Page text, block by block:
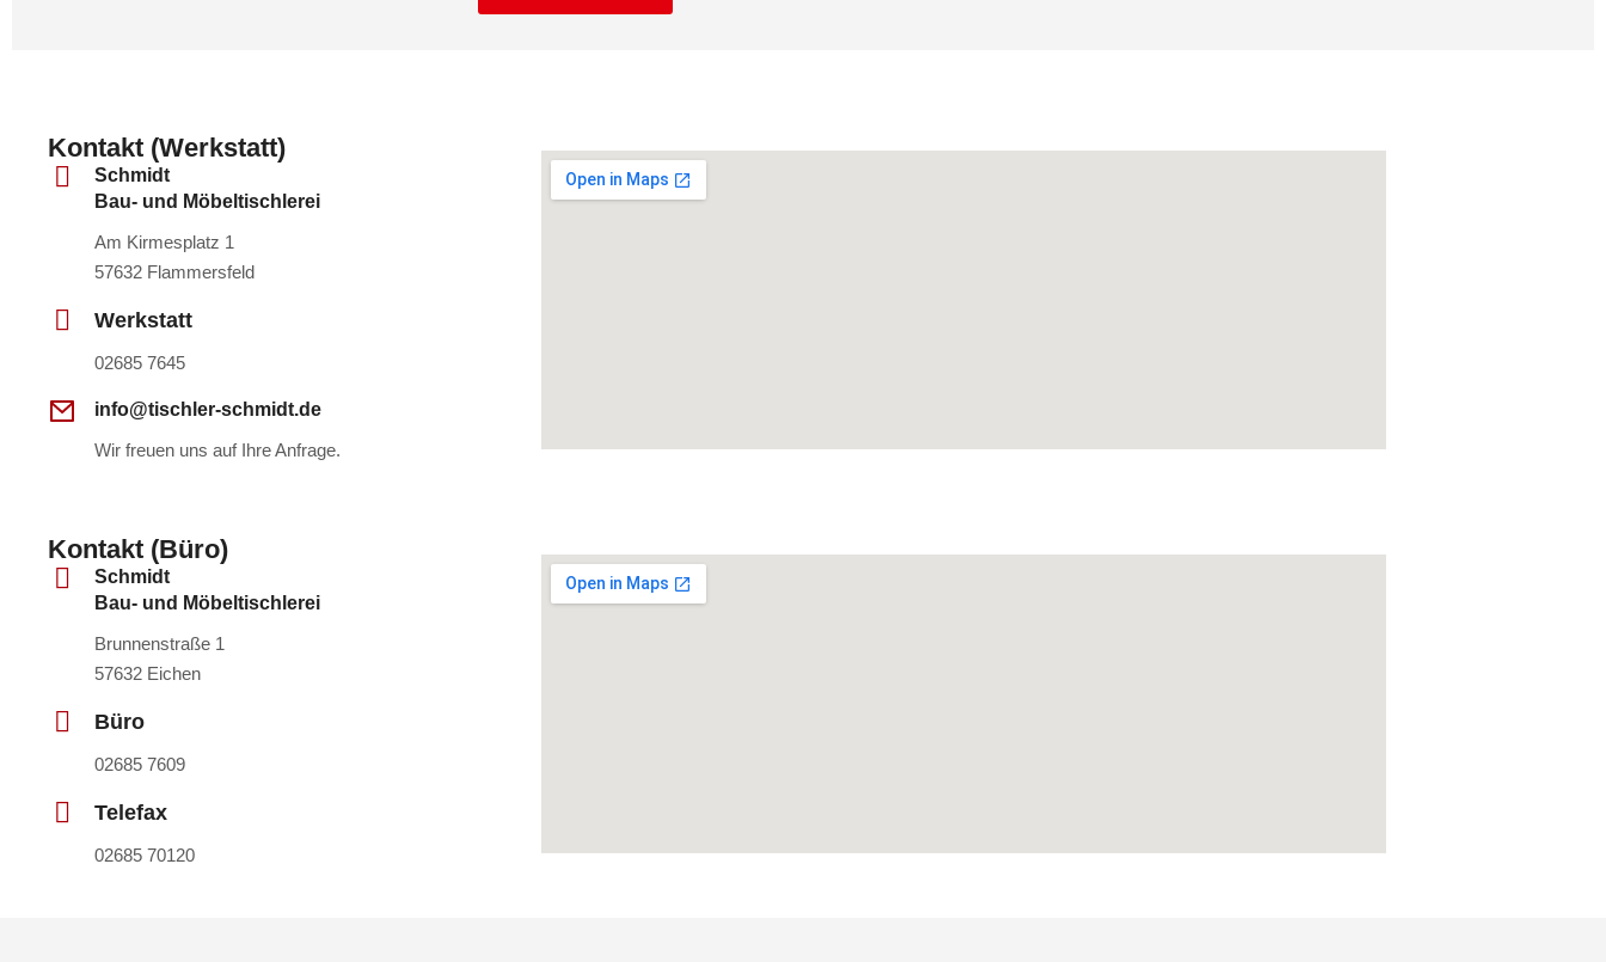
Kontakt (Werkstatt)
Schmidt
Bau- und Möbeltischlerei
Am Kirmesplatz 1
57632 Flammersfeld
Werkstatt
02685 7645
info@tischler-schmidt.de
Wir freuen uns auf Ihre Anfrage.
Kontakt (Büro)
Schmidt
Bau- und Möbeltischlerei
Brunnenstraße 1
57632 Eichen
Büro
02685 7609
Telefax
02685 70120